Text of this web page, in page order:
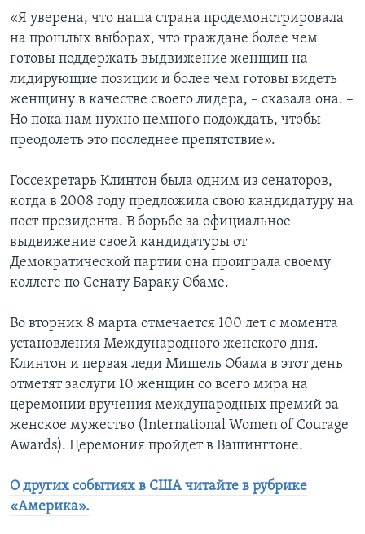
«Я уверена, что наша страна продемонстрировала
на прошлых выборах, что граждане более чем
готовы поддержать выдвижение женщин на
лидирующие позиции и более чем готовы видеть
женщину в качестве своего лидера, – сказала она. –
Но пока нам нужно немного подождать, чтобы
преодолеть это последнее препятствие».
Госсекретарь Клинтон была одним из сенаторов,
когда в 2008 году предложила свою кандидатуру на
пост президента. В борьбе за официальное
выдвижение своей кандидатуры от
Демократической партии она проиграла своему
коллеге по Сенату Бараку Обаме.
Во вторник 8 марта отмечается 100 лет с момента
установления Международного женского дня.
Клинтон и первая леди Мишель Обама в этот день
отметят заслуги 10 женщин со всего мира на
церемонии вручения международных премий за
женское мужество (International Women of Courage
Awards). Церемония пройдет в Вашингтоне.
О других событиях в США читайте в рубрике
«Америка».